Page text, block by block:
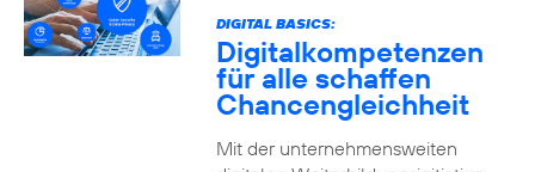
DIGITAL BASICS:
Digitalkompetenzen
für alle schaffen
Chancengleichheit
Mit der unternehmensweiten